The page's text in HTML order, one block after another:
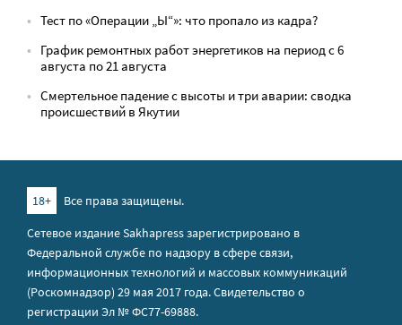
Тест по «Операции „Ы“»: что пропало из кадра?
График ремонтных работ энергетиков на период с 6
августа по 21 августа
Смертельное падение с высоты и три аварии: сводка
происшествий в Якутии
18+
Все права защищены.
Сетевое издание Sakhapress зарегистрировано в
Федеральной службе по надзору в сфере связи,
информационных технологий и массовых коммуникаций
(Роскомнадзор) 29 мая 2017 года. Свидетельство о
регистрации Эл № ФС77-69888.